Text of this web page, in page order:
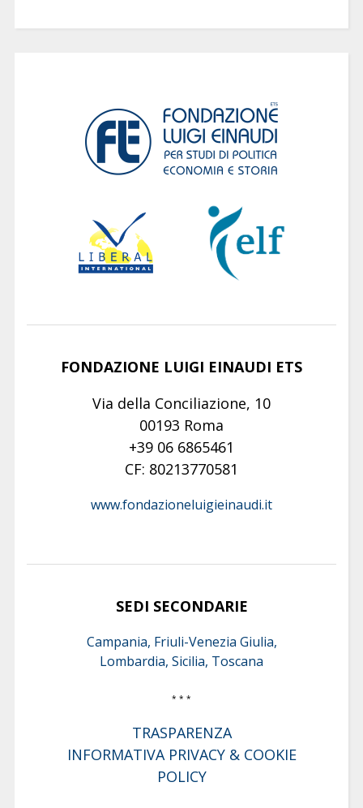
FONDAZIONE LUIGI EINAUDI ETS
Via della Conciliazione, 10
00193 Roma
+39 06 6865461
CF: 80213770581
www.fondazioneluigieinaudi.it
SEDI SECONDARIE
Campania, Friuli-Venezia Giulia,
Lombardia, Sicilia, Toscana
* * *
TRASPARENZA
INFORMATIVA PRIVACY & COOKIE
POLICY